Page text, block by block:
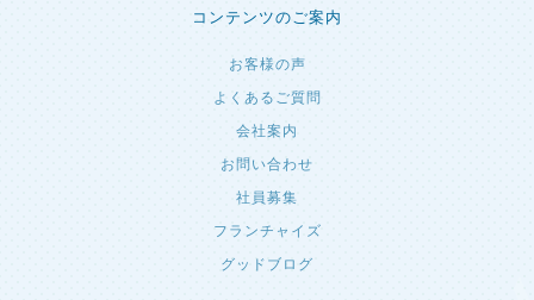
コンテンツのご案内
お客様の声
よくあるご質問
会社案内
お問い合わせ
社員募集
フランチャイズ
グッドブログ